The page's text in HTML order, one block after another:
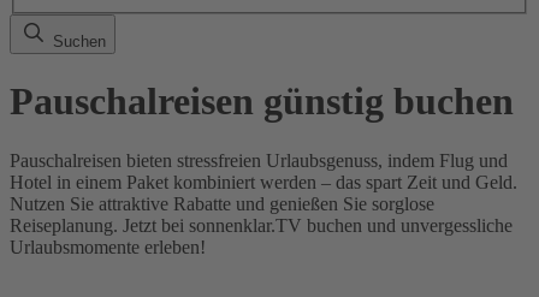
Suchen
Pauschalreisen günstig buchen
Pauschalreisen bieten stressfreien Urlaubsgenuss, indem Flug und
Hotel in einem Paket kombiniert werden – das spart Zeit und Geld.
Nutzen Sie attraktive Rabatte und genießen Sie sorglose
Reiseplanung. Jetzt bei sonnenklar.TV buchen und unvergessliche
Urlaubsmomente erleben!